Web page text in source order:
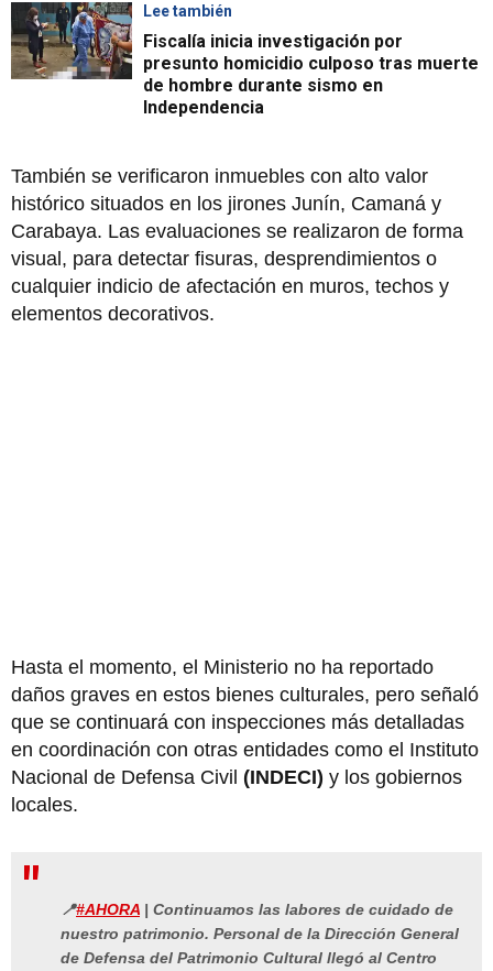
Lee también
Fiscalía inicia investigación por
presunto homicidio culposo tras muerte
de hombre durante sismo en
Independencia
También se verificaron inmuebles con alto valor
histórico situados en los jirones Junín, Camaná y
Carabaya. Las evaluaciones se realizaron de forma
visual, para detectar fisuras, desprendimientos o
cualquier indicio de afectación en muros, techos y
elementos decorativos.
Hasta el momento, el Ministerio no ha reportado
daños graves en estos bienes culturales, pero señaló
que se continuará con inspecciones más detalladas
en coordinación con otras entidades como el Instituto
Nacional de Defensa Civil (INDECI) y los gobiernos
locales.
📍#AHORA | Continuamos las labores de cuidado de
nuestro patrimonio. Personal de la Dirección General
de Defensa del Patrimonio Cultural llegó al Centro